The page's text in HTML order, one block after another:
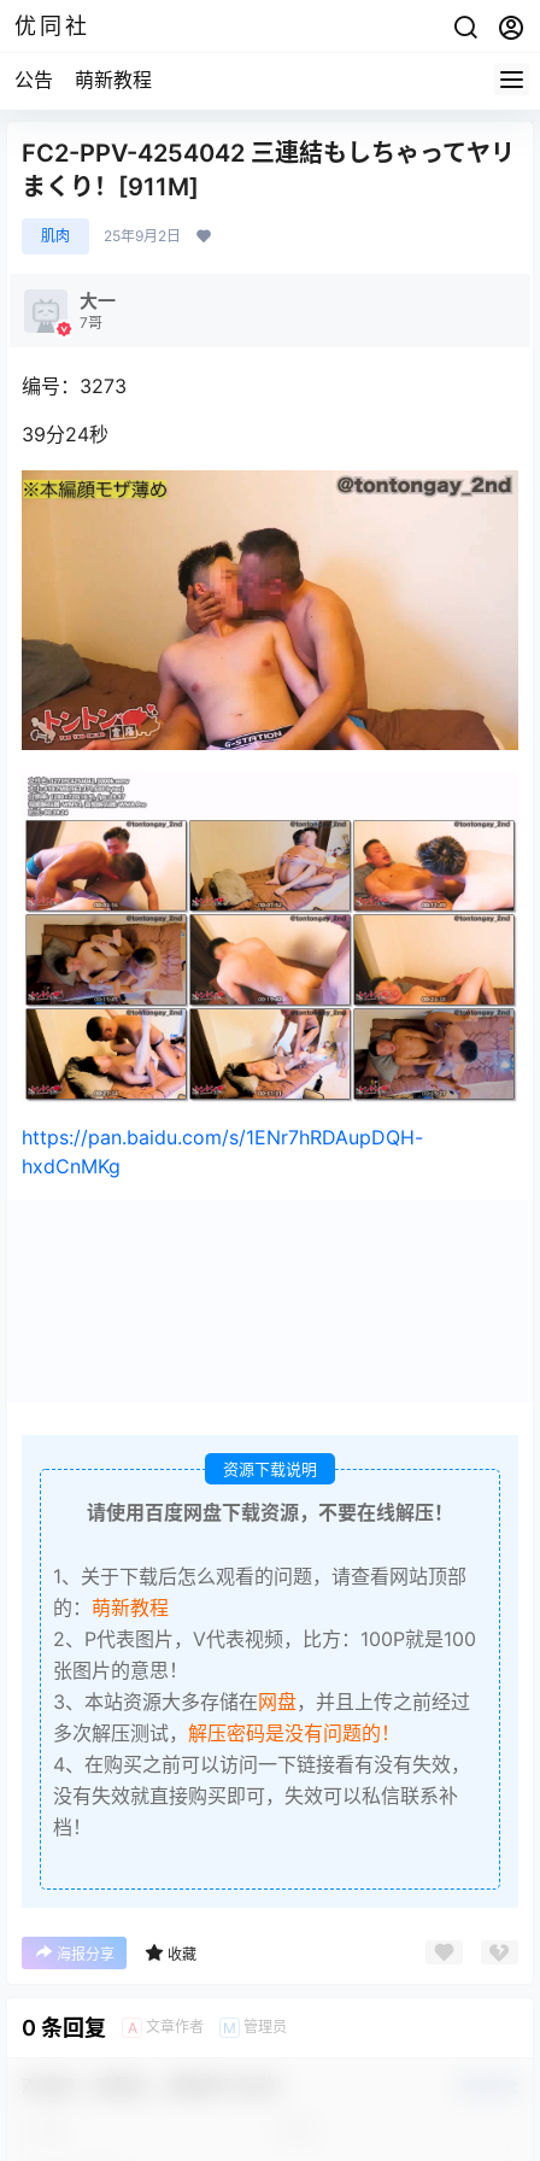
优同社
公告 萌新教程
FC2-PPV-4254042 三連結もしちゃってヤリ
まくり！[911M]
肌肉 25年9月2日
大一
7哥
编号：3273
39分24秒
https://pan.baidu.com/s/1ENr7hRDAupDQH-
hxdCnMKg
资源下载说明
请使用百度网盘下载资源，不要在线解压！
1、关于下载后怎么观看的问题，请查看网站顶部
的： 萌新教程
2、P代表图片，V代表视频，比方：100P就是100
张图片的意思！
3、本站资源大多存储在网盘，并且上传之前经过
多次解压测试， 解压密码是没有问题的！
4、在购买之前可以访问一下链接看有没有失效，
没有失效就直接购买即可，失效可以私信联系补
档！
海报分享 收藏
0 条回复 A 文章作者 M 管理员